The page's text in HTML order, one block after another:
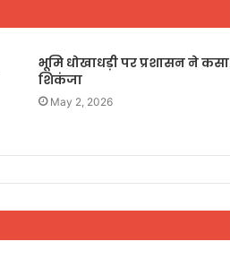
भूमि धोखाधड़ी पर प्रशासन ने कसा
शिकंजा
May 2, 2026